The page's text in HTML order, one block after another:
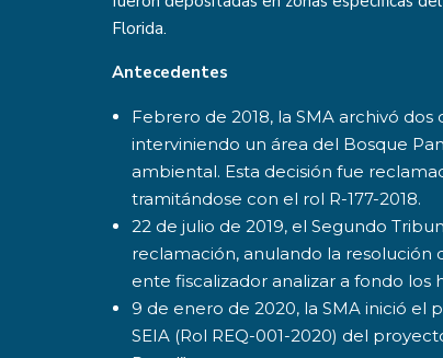
Florida.
Antecedentes
Febrero de 2018, la SMA archivó
interviniendo un área del Bosque
ambiental. Esta decisión fue
tramitándose con el rol R-177-2018.
22 de julio de 2019, el Segundo
reclamación, anulando la resolución
ente fiscalizador analizar a fondo los
9 de enero de 2020, la SMA inició
SEIA (Rol REQ-001-2020) del